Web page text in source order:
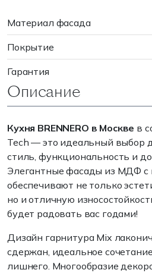
Материал фасада
Покрытие
Гарантия
Описание
Кухня BRENNERO в Москве в
Tech — это идеальный выбор
стиль, функциональность и
Элегантные фасады из МДФ с
обеспечивают не только
но и отличную
будет радовать вас годами!
Дизайн гарнитура Mix
сдержан, идеальное
лишнего. Многообразие